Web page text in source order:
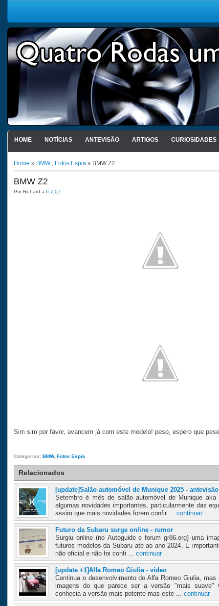
HOME NOTÍCIAS ANTEVISÃO ARTIGOS CURIOSIDADES
Home » BMW, Fotos Espia » BMW Z2
BMW Z2
PorRichard a 6.7.07
Sim sim por favor, avancem já com este modelo! peso, espero que
Categorias: BMW, Fotos Espia
Relacionados
[update]Salão automóvel de Munique 2025 - antevisão
Setembro é mês de salão automóvel de Munique
algumas novidades importantes, particularmente das
assim que mais novidades forem confir ... continuar
Futuro da Subaru surge online - rumor
Surgiu online (no Autoguide e forum gr86.org) uma
futuros modelos da Subaru até ao ano 2024. É
não oficial e não foi confi ... continuar
[update +1]Alfa Romeo Giulia - vídeo
Continua o desenvolvimento do Alfa Romeo Giulia,
imagens do que parece ser a versão "mais suave"
conhecia a versão mais potente mas este ... continuar